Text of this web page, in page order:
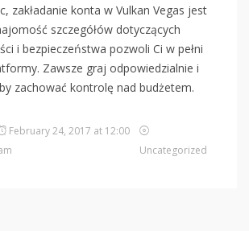
zakładanie konta w Vulkan Vegas jest
szczegółów dotyczących
i bezpieczeństwa pozwoli Ci w pełni
Zawsze graj odpowiedzialnie i
zachować kontrolę nad budżetem.
February 24, 2017 at 12:00
Uncategorized